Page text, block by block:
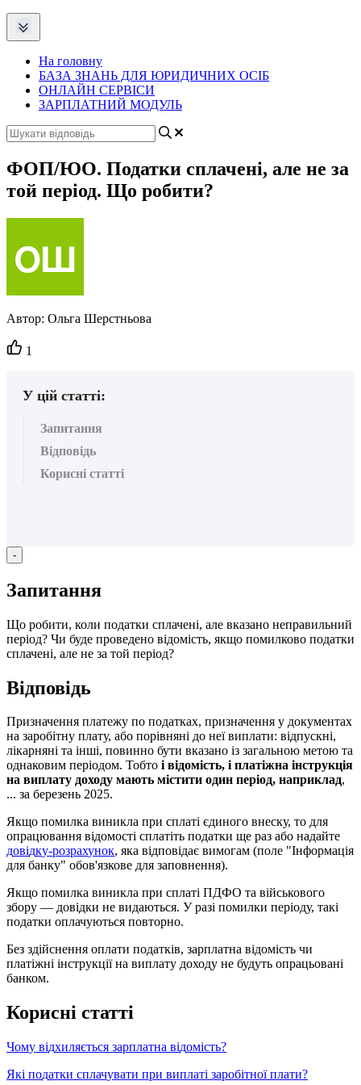
На головну
БАЗА ЗНАНЬ ДЛЯ ЮРИДИЧНИХ ОСІБ
ОНЛАЙН СЕРВІСИ
ЗАРПЛАТНИЙ МОДУЛЬ
ФОП/ЮО. Податки сплачені, але не за
той період. Що робити?
Автор: Ольга Шерстньова
Кількість
вподобайок:
1
У цій статті:
Запитання
Відповідь
Корисні статті
-
Запитання
Що робити, коли податки сплачені, але вказано неправильний
період? Чи буде проведено відомість, якщо помилково податки
сплачені, але не за той період?
Відповідь
Призначення платежу по податках, призначення у документах
на заробітну плату, або порівняні до неї виплати: відпускні,
лікарняні та інші, повинно бути вказано із загальною метою та
однаковим періодом. Тобто і відомість, і платіжна інструкція
на виплату доходу мають містити один період, наприклад,
... за березень 2025.
Якщо помилка виникла при сплаті єдиного внеску, то для
опрацювання відомості сплатіть податки ще раз або надайте
довідку-розрахунок, яка відповідає вимогам (поле "Інформація
для банку" обов'язкове для заповнення).
Якщо помилка виникла при сплаті ПДФО та військового
збору — довідки не видаються. У разі помилки періоду, такі
податки оплачуються повторно.
Без здійснення оплати податків, зарплатна відомість чи
платіжні інструкції на виплату доходу не будуть опрацьовані
банком.
Корисні статті
Чому відхиляється зарплатна відомість?
Які податки сплачувати при виплаті заробітної плати?